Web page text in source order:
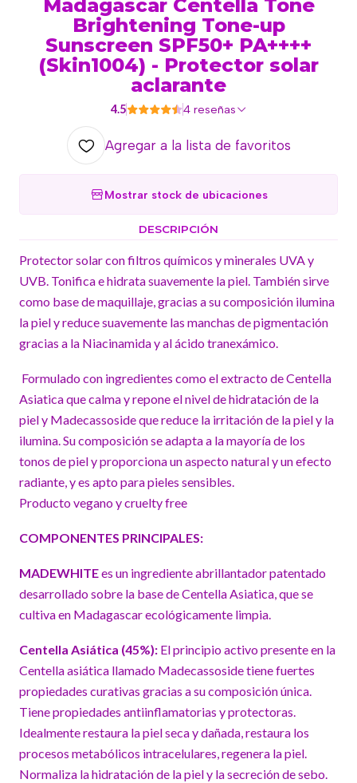
Madagascar Centella Tone
Brightening Tone-up
Sunscreen SPF50+ PA++++
(Skin1004) - Protector solar
aclarante
4.5 4 reseñas
Agregar a la lista de favoritos
Mostrar stock de ubicaciones
DESCRIPCIÓN
Protector solar con filtros químicos y minerales UVA y
UVB. Tonifica e hidrata suavemente la piel. También sirve
como base de maquillaje, gracias a su composición ilumina
la piel y reduce suavemente las manchas de pigmentación
gracias a la Niacinamida y al ácido tranexámico.
Formulado con ingredientes como el extracto de Centella
Asiatica que calma y repone el nivel de hidratación de la
piel y Madecassoside que reduce la irritación de la piel y la
ilumina. Su composición se adapta a la mayoría de los
tonos de piel y proporciona un aspecto natural y un efecto
radiante, y es apto para pieles sensibles.
Producto vegano y cruelty free
COMPONENTES PRINCIPALES:
MADEWHITEes un ingrediente abrillantador patentado
desarrollado sobre la base de Centella Asiatica, que se
cultiva en Madagascar ecológicamente limpia.
Centella Asiática (45%): El principio activo presente en la
Centella asiática llamado Madecassoside tiene fuertes
propiedades curativas gracias a su composición única.
Tiene propiedades antiinflamatorias y protectoras.
Idealmente restaura la piel seca y dañada, restaura los
procesos metabólicos intracelulares, regenera la piel.
Normaliza la hidratación de la piel y la secreción de sebo.